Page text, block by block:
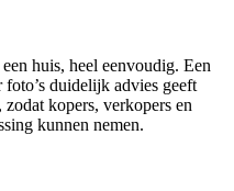
huis, heel eenvoudig. Een
duidelijk advies geeft
kopers, verkopers en
kunnen nemen.